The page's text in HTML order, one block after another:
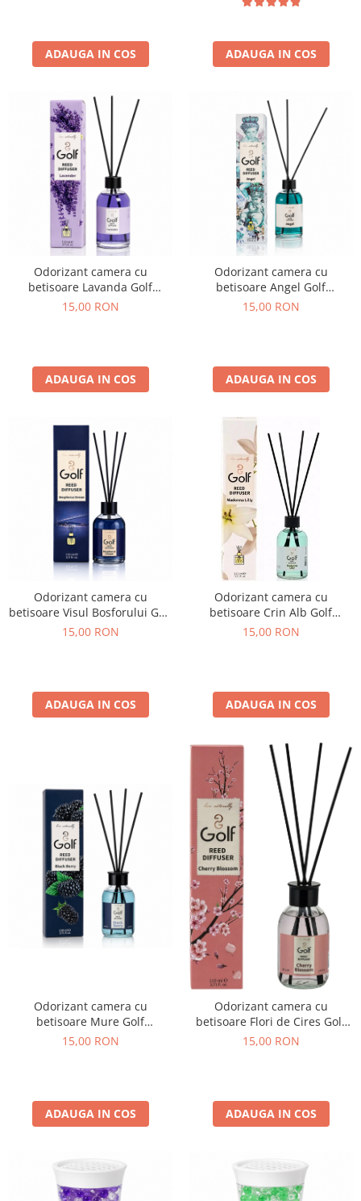
ADAUGA IN COS ADAUGA IN COS
Odorizant camera cu
betisoare Lavanda Golf
Cosmetics 110 ml
15,00 RON
ADAUGA IN COS
Odorizant camera cu
betisoare Angel Golf
Cosmetics 110 ml
15,00 RON
ADAUGA IN COS
Odorizant camera cu
betisoare Visul Bosforului Golf
Cosmetics 110 ml
15,00 RON
ADAUGA IN COS
Odorizant camera cu
betisoare Crin Alb Golf
Cosmetics 110 ml
15,00 RON
ADAUGA IN COS
Odorizant camera cu
betisoare Mure Golf
Cosmetics 110 ml
15,00 RON
ADAUGA IN COS
Odorizant camera cu
betisoare Flori de Cires Golf
Cosmetics 110 ml
15,00 RON
ADAUGA IN COS